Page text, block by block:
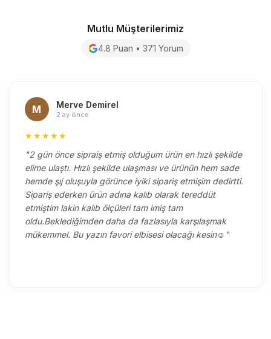
Mutlu Müşterilerimiz
4.8 Puan • 371 Yorum
M Merve Demirel
2 ay önce
★★★★★
"2 gün önce sipraiş etmiş olduğum ürün en hızlı şekilde
elime ulaştı. Hızlı şekilde ulaşması ve ürünün hem sade
hemde şıj oluşuyla görünce iyiki sipariş etmişim dedirtti.
Sipariş ederken ürün adına kalıb olarak tereddüt
etmiştim lakin kalıb ölçüleri tam imiş tam
oldu.Beklediğimden daha da fazlasıyla karşılaşmak
mükemmel. Bu yazın favori elbisesi olacağı kesin☺️"